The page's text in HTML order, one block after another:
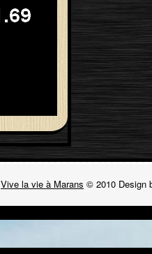
Vive la vie à Marans © 2010 Design